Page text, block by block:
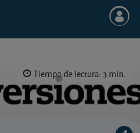
Tiempo de lectura: 3 min.